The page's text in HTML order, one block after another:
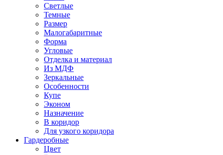
Светлые
Темные
Размер
Малогабаритные
Форма
Угловые
Отделка и материал
Из МДФ
Зеркальные
Особенности
Купе
Эконом
Назначение
В коридор
Для узкого коридора
Гардеробные
Цвет